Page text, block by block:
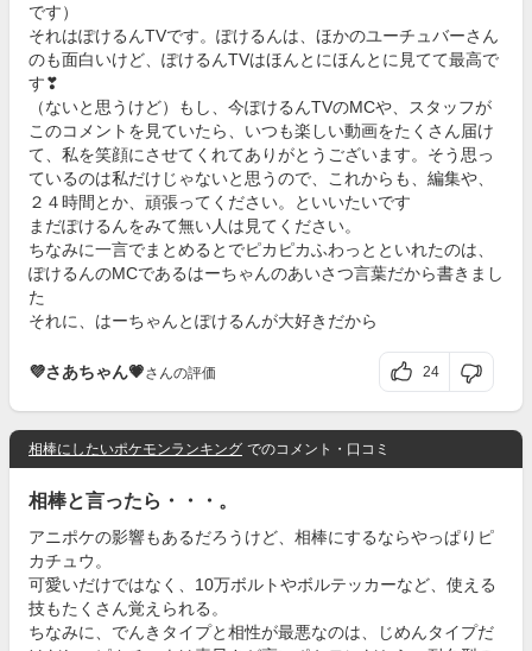
です）
それはぽけるんTVです。ぽけるんは、ほかのユーチュバーさん
のも面白いけど、ぽけるんTVはほんとにほんとに見てて最高で
す❣
（ないと思うけど）もし、今ぽけるんTVのMCや、スタッフが
このコメントを見ていたら、いつも楽しい動画をたくさん届け
て、私を笑顔にさせてくれてありがとうございます。そう思っ
ているのは私だけじゃないと思うので、これからも、編集や、
２４時間とか、頑張ってください。といいたいです
まだぽけるんをみて無い人は見てください。
ちなみに一言でまとめるとでピカピカふわっとといれたのは、
ぽけるんのMCであるはーちゃんのあいさつ言葉だから書きまし
た
それに、はーちゃんとぽけるんが大好きだから
💜さあちゃん💗さんの評価 24
相棒にしたいポケモンランキング でのコメント・口コミ
相棒と言ったら・・・。
アニポケの影響もあるだろうけど、相棒にするならやっぱりピ
カチュウ。
可愛いだけではなく、10万ボルトやボルテッカーなど、使える
技もたくさん覚えられる。
ちなみに、でんきタイプと相性が最悪なのは、じめんタイプだ